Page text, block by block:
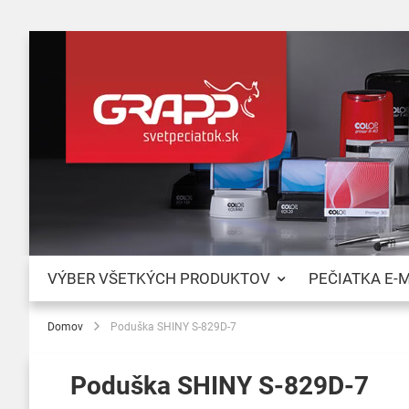
VÝBER VŠETKÝCH PRODUKTOV PEČIATKA E-
Domov Poduška SHINY S-829D-7
Poduška SHINY S-829D-7